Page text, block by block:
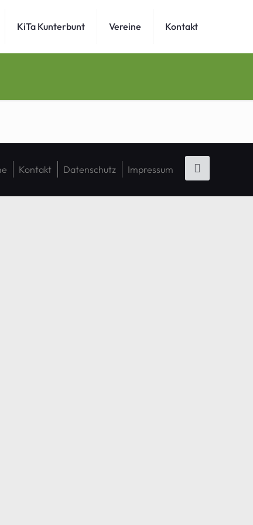
KiTa Kunterbunt Vereine Kontakt
Kontakt Datenschutz Impressum